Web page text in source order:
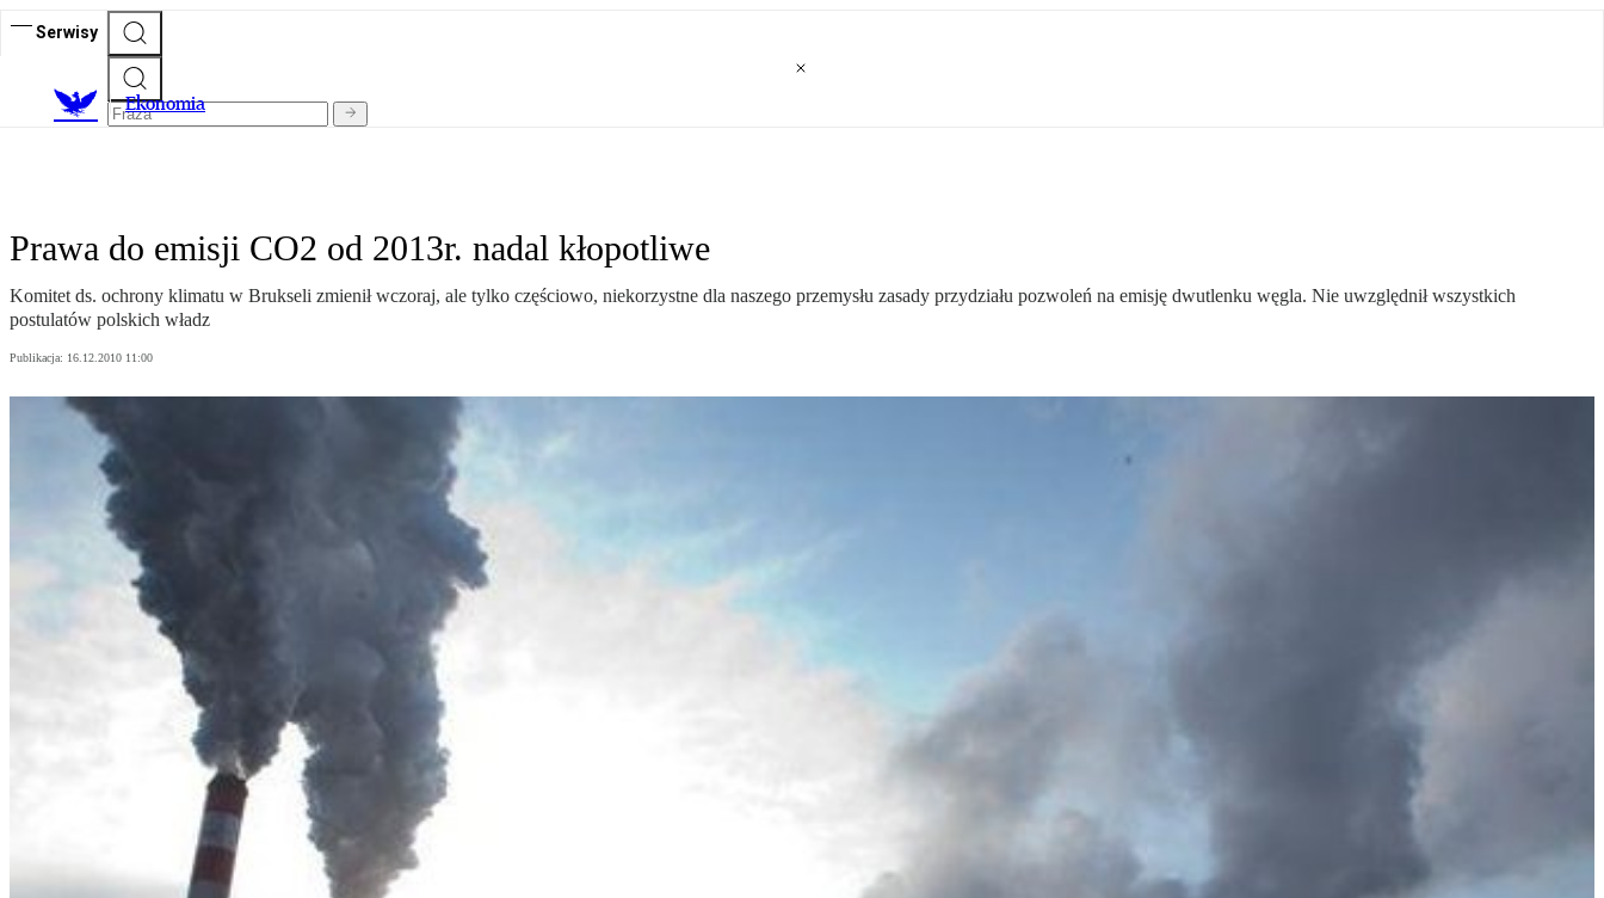
Serwisy
Ekonomia
Prawa do emisji CO2 od 2013r. nadal kłopotliwe
Komitet ds. ochrony klimatu w Brukseli zmienił wczoraj, ale tylko częściowo, niekorzystne dla naszego przemysłu zasady przydziału pozwoleń na emisję dwutlenku węgla. Nie uwzględnił wszystkich
postulatów polskich władz
Publikacja: 16.12.2010 11:00